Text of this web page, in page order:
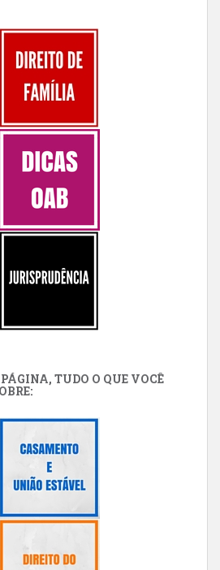
TUDO O QUE VOCÊ